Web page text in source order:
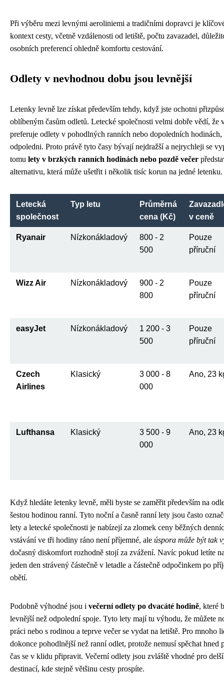
Při výběru mezi levnými aeroliniemi a tradičními dopravci je
kontext cesty, včetně vzdálenosti od letiště, počtu zavazadel,
osobních preferencí ohledně komfortu cestování.
Odlety v nevhodnou dobu jsou levnější
Letenky levně lze získat především tehdy, když jste ochotni
oblíbeným časům odletů. Letecké společnosti velmi dobře vědí, že
preferuje odlety v pohodlných ranních nebo dopoledních hodinách,
odpoledni. Proto právě tyto časy bývají nejdražší a nejrychleji se
tomu lety v brzkých ranních hodinách nebo pozdě večer
alternativu, která může ušetřit i několik tisíc korun na jedné letenku.
Letecká
společnost
Typ letu
Průměrná
cena (Kč)
v ceně
Ryanair Nízkonákladový
800 - 2
500
Pouze
příruční
Wizz Air Nízkonákladový
900 - 2
800
Pouze
příruční
easyJet Nízkonákladový
1 200 - 3
500
Pouze
příruční
Czech
Airlines
Klasický
3 000 - 8
000
Ano, 23
Lufthansa Klasický
3 500 - 9
000
Ano, 23
Když hledáte letenky levně, měli byste se zaměřit především na
šestou hodinou ranní. Tyto noční a časně ranní lety jsou často
lety a letecké společnosti je nabízejí za zlomek ceny běžných
vstávání ve tři hodiny ráno není příjemné, ale úspora může být tak
dočasný diskomfort rozhodně stojí za zvážení. Navíc pokud letíte
jeden den strávený částečně v letadle a částečně odpočinkem po
obětí.
Podobně výhodné jsou i večerní odlety po dvacáté hodině, které
levnější než odpolední spoje. Tyto lety mají tu výhodu, že můžete
práci nebo s rodinou a teprve večer se vydat na letiště. Pro mnoho
dokonce pohodlnější než ranní odlet, protože nemusí spěchat hned
čas se v klidu připravit. Večerní odlety jsou zvláště vhodné pro
destinací, kde stejně většinu cesty prospíte.